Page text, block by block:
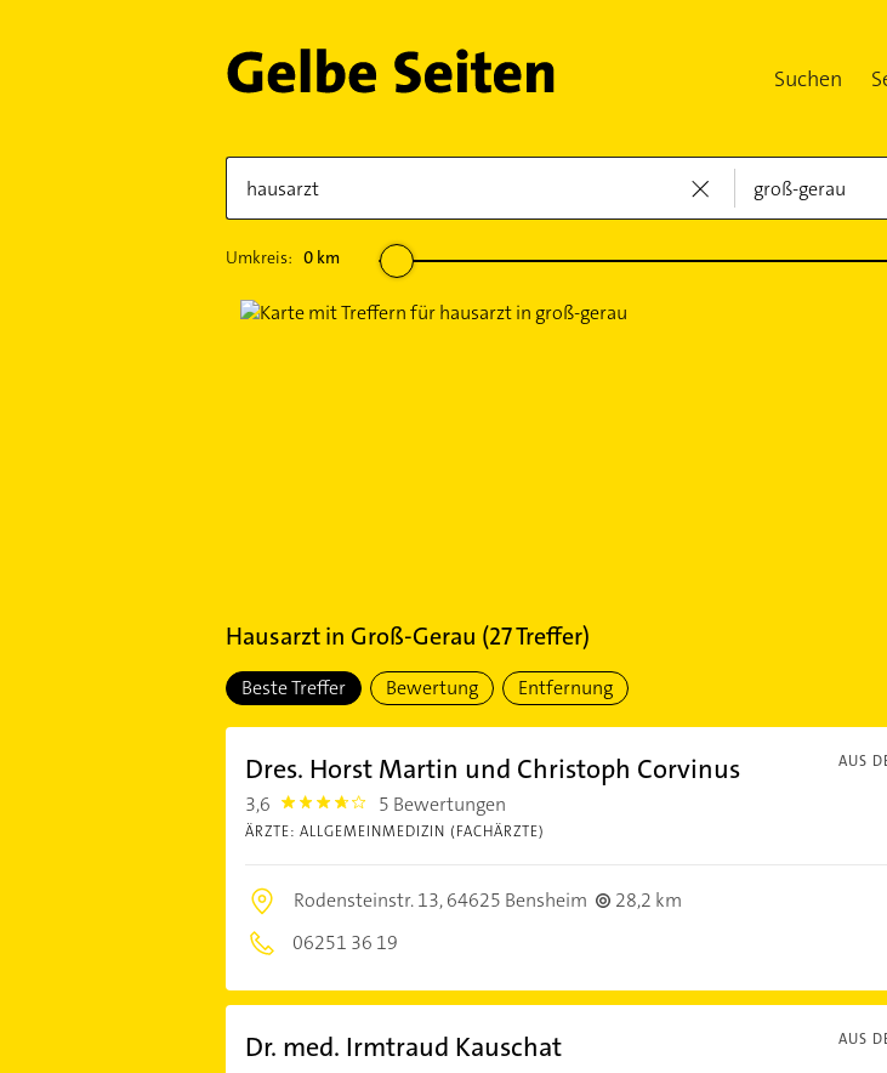
Suchen
Umkreis: 0km
Hausarztin Groß-Gerau (27Treffer)
Beste Treffer Bewertung Entfernung
AUS
Dres. Horst Martin und Christoph Corvinus
3,6 3.6000001 5 Bewertungen
ÄRZTE: ALLGEMEINMEDIZIN (FACHÄRZTE)
Rodensteinstr. 13,64625 Bensheim
28,2 km
06251 36 19
AUS
Dr. med. Irmtraud Kauschat